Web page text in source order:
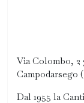
Via Colombo, 2
Campodarsego
Dal 1955 la